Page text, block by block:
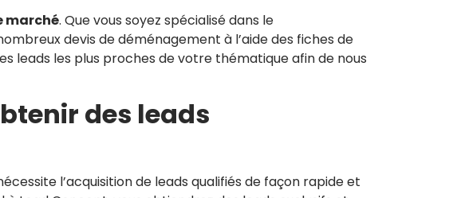
marché. Que vous soyez spécialisé dans le
devis de déménagement à l’aide des fiches de
leads les plus proches de votre thématique afin de nous
des leads
l’acquisition de leads qualifiés de façon rapide et